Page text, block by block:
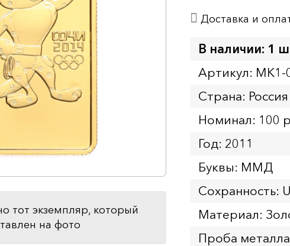
тот экземпляр, который
на фото
Доставка и
В наличии: 1
Артикул: MK1-
Страна: Россия
Номинал: 100
Год: 2011
Буквы: ММД
Сохранность:
Материал:
Проба